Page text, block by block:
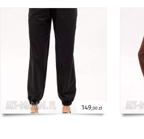
149,00 zł